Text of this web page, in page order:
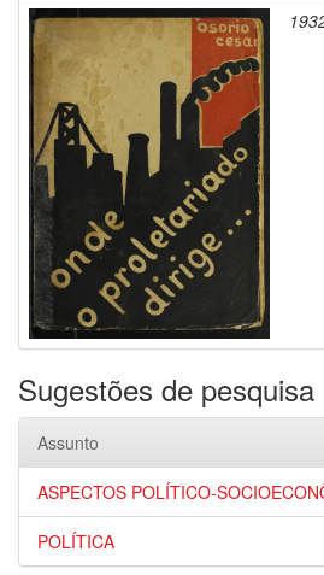
Sugestões de pesquisa
Assunto
ASPECTOS POLÍTICO-
POLÍTICA